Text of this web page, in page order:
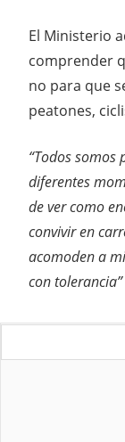
El Ministerio
comprender
no para que
peatones,
“Todos somos
diferentes
de ver como
convivir en
acomoden a
con tolerancia”